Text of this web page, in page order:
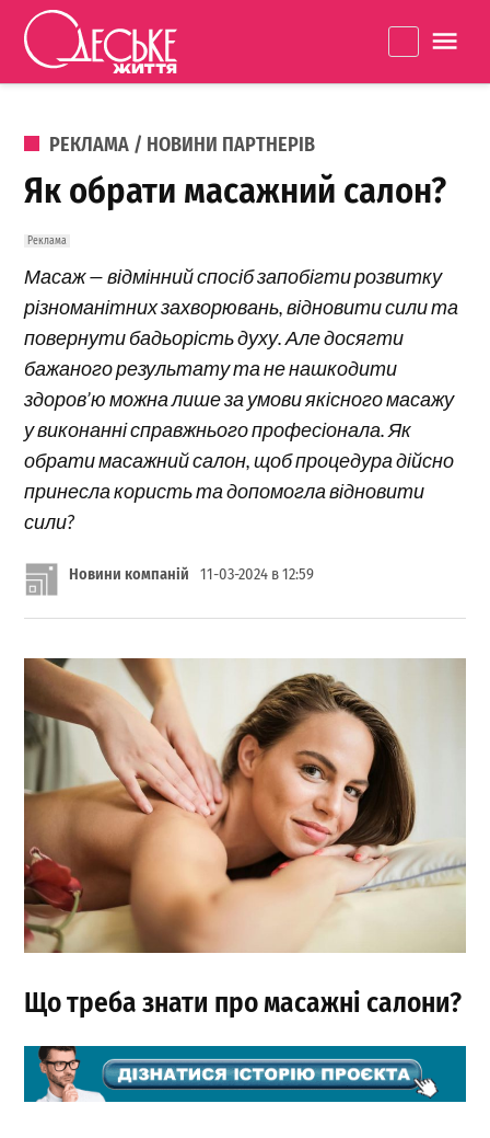
Перейти до вмісту
Життя
ОПУБЛІКОВАНО В
РЕКЛАМА / НОВИНИ ПАРТНЕРІВ
Як обрати масажний салон?
Масаж — відмінний спосіб запобігти розвитку
різноманітних захворювань, відновити сили та
повернути бадьорість духу. Але досягти
бажаного результату та не нашкодити
здоров’ю можна лише за умови якісного масажу
у виконанні справжнього професіонала. Як
обрати масажний салон, щоб процедура дійсно
принесла користь та допомогла відновити
сили?
Новини компаній 11-03-2024 в 12:59
Що треба знати про масажні салони?